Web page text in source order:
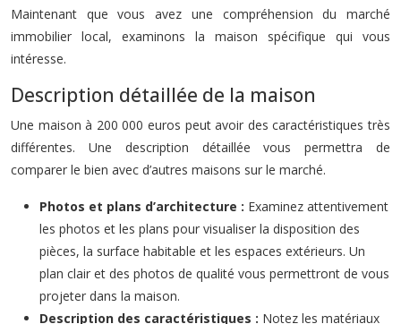
Maintenant que vous avez une compréhension du marché
immobilier local, examinons la maison spécifique qui vous
intéresse.
Description détaillée de la maison
Une maison à 200 000 euros peut avoir des caractéristiques très
différentes. Une description détaillée vous permettra de
comparer le bien avec d’autres maisons sur le marché.
Photos et plans d’architecture : Examinez attentivement
les photos et les plans pour visualiser la disposition des
pièces, la surface habitable et les espaces extérieurs. Un
plan clair et des photos de qualité vous permettront de vous
projeter dans la maison.
Description des caractéristiques : Notez les matériaux